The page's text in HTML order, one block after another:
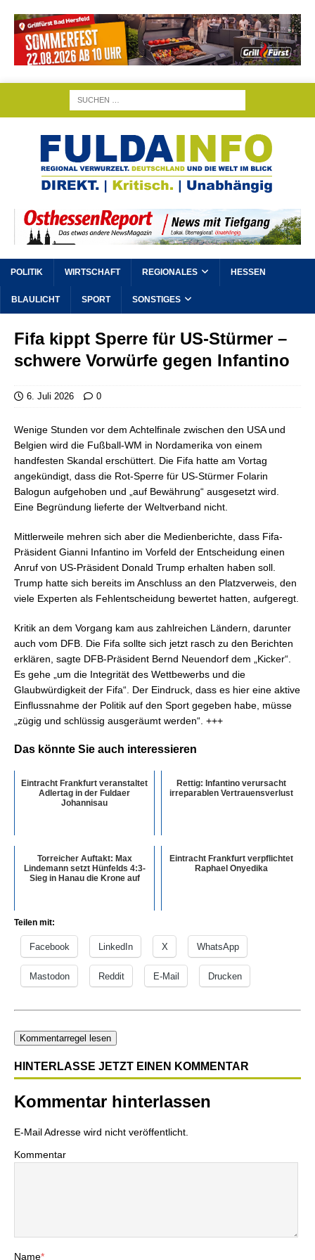
POLITIK WIRTSCHAFT REGIONALES HESSEN
BLAULICHT SPORT SONSTIGES
Fifa kippt Sperre für US-Stürmer –
schwere Vorwürfe gegen Infantino
6. Juli 2026 0
Wenige Stunden vor dem Achtelfinale zwischen den USA und
Belgien wird die Fußball-WM in Nordamerika von einem
handfesten Skandal erschüttert. Die Fifa hatte am Vortag
angekündigt, dass die Rot-Sperre für US-Stürmer Folarin
Balogun aufgehoben und „auf Bewährung“ ausgesetzt wird.
Eine Begründung lieferte der Weltverband nicht.
Mittlerweile mehren sich aber die Medienberichte, dass Fifa-
Präsident Gianni Infantino im Vorfeld der Entscheidung einen
Anruf von US-Präsident Donald Trump erhalten haben soll.
Trump hatte sich bereits im Anschluss an den Platzverweis, den
viele Experten als Fehlentscheidung bewertet hatten, aufgeregt.
Kritik an dem Vorgang kam aus zahlreichen Ländern, darunter
auch vom DFB. Die Fifa sollte sich jetzt rasch zu den Berichten
erklären, sagte DFB-Präsident Bernd Neuendorf dem „Kicker“.
Es gehe „um die Integrität des Wettbewerbs und die
Glaubwürdigkeit der Fifa“. Der Eindruck, dass es hier eine aktive
Einflussnahme der Politik auf den Sport gegeben habe, müsse
„zügig und schlüssig ausgeräumt werden“. +++
Das könnte Sie auch interessieren
Eintracht Frankfurt veranstaltet
Adlertag in der Fuldaer
Johannisau
Rettig: Infantino verursacht
irreparablen Vertrauensverlust
Torreicher Auftakt: Max
Lindemann setzt Hünfelds 4:3-
Sieg in Hanau die Krone auf
Eintracht Frankfurt verpflichtet
Raphael Onyedika
Teilen mit:
Facebook LinkedIn X WhatsApp
Mastodon Reddit E-Mail Drucken
Kommentarregel lesen
HINTERLASSE JETZT EINEN KOMMENTAR
Kommentar hinterlassen
E-Mail Adresse wird nicht veröffentlicht.
Kommentar
Name*